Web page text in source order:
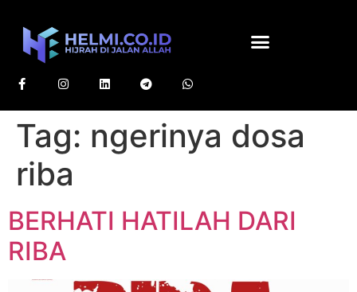
Tag: ngerinya dosa
riba
BERHATI HATILAH DARI
RIBA